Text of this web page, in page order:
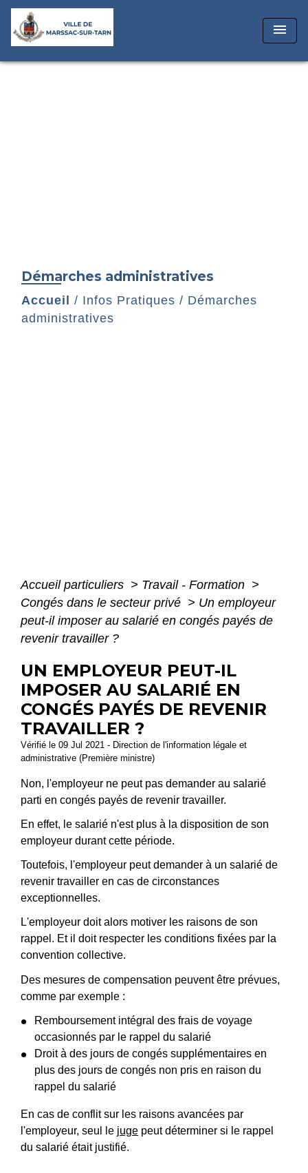
menu
Démarches administratives
Accueil / Infos Pratiques / Démarches
administratives
Accueil particuliers > Travail - Formation >
Congés dans le secteur privé > Un employeur
peut-il imposer au salarié en congés payés de
revenir travailler ?
UN EMPLOYEUR PEUT-IL
IMPOSER AU SALARIÉ EN
CONGÉS PAYÉS DE REVENIR
TRAVAILLER ?
Vérifié le 09 Jul 2021 - Direction de l'information légale et
administrative (Première ministre)
Non, l'employeur ne peut pas demander au salarié
parti en congés payés de revenir travailler.
En effet, le salarié n'est plus à la disposition de son
employeur durant cette période.
Toutefois, l'employeur peut demander à un salarié de
revenir travailler en cas de circonstances
exceptionnelles.
L'employeur doit alors motiver les raisons de son
rappel. Et il doit respecter les conditions fixées par la
convention collective.
Des mesures de compensation peuvent être prévues,
comme par exemple :
Remboursement intégral des frais de voyage
occasionnés par le rappel du salarié
Droit à des jours de congés supplémentaires en
plus des jours de congés non pris en raison du
rappel du salarié
En cas de conflit sur les raisons avancées par
l'employeur, seul le juge peut déterminer si le rappel
du salarié était justifié.